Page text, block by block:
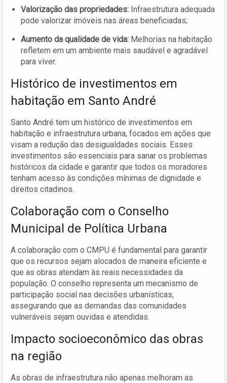
Valorização das propriedades: Infraestrutura adequada
pode valorizar imóveis nas áreas beneficiadas;
Aumento da qualidade de vida: Melhorias na habitação
refletem em um ambiente mais saudável e agradável
para viver.
Histórico de investimentos em
habitação em Santo André
Santo André tem um histórico de investimentos em
habitação e infraestrutura urbana, focados em ações que
visam a redução das desigualdades sociais. Esses
investimentos são essenciais para sanar os problemas
históricos da cidade e garantir que todos os moradores
tenham acesso às condições mínimas de dignidade e
direitos citadinos.
Colaboração com o Conselho
Municipal de Política Urbana
A colaboração com o CMPU é fundamental para garantir
que os recursos sejam alocados de maneira eficiente e
que as obras atendam às reais necessidades da
população. O conselho representa um mecanismo de
participação social nas decisões urbanísticas,
assegurando que as demandas das comunidades
vulneráveis sejam ouvidas e atendidas.
Impacto socioeconômico das obras
na região
As obras de infraestrutura não apenas melhoram as